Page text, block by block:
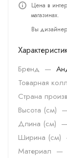
Цена в
магазинах.
Вы
Бренд —
Товарная
Страна
Высота (см)
Длина (см) —
Ширина (см)
Материал —